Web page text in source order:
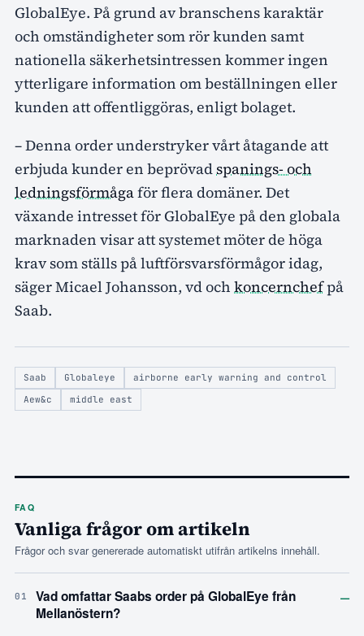
GlobalEye. På grund av branschens karaktär
och omständigheter som rör kunden samt
nationella säkerhetsintressen kommer ingen
ytterligare information om beställningen eller
kunden att offentliggöras, enligt bolaget.
– Denna order understryker vårt åtagande att
erbjuda kunder en beprövadspanings- och
ledningsförmågaför flera domäner. Det
växande intresset för GlobalEye på den globala
marknaden visar att systemet möter de höga
krav som ställs på luftförsvarsförmågor idag,
säger Micael Johansson, vd och koncernchefpå
Saab.
Saab Globaleye
airborne early warning and control
Aew&c
middle east
FAQ
Vanliga frågor om artikeln
Frågor och svar genererade automatiskt utifrån artikelns innehåll.
01
Vad omfattar Saabs order på GlobalEye från
Mellanöstern?
–